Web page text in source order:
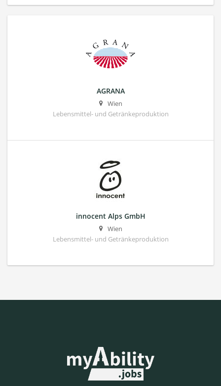
AGRANA
Wien
Lebensmittel- und Getränkeproduktion
innocent Alps GmbH
Wien
Lebensmittel- und Getränkeproduktion